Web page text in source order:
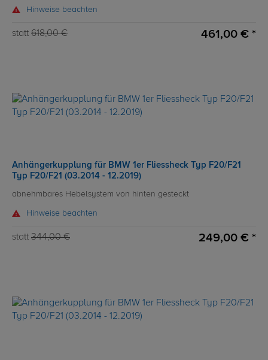
Hinweise beachten
statt 618,00 € 461,00 € *
Anhängerkupplung für BMW 1er Fliessheck Typ F20/F21
Typ F20/F21 (03.2014 - 12.2019)
abnehmbares Hebelsystem von hinten gesteckt
Hinweise beachten
statt 344,00 € 249,00 € *